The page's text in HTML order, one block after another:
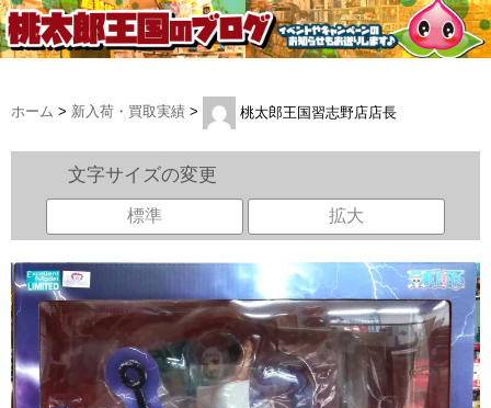
ホーム > 新入荷・買取実績 > 桃太郎王国習志野店店長
文字サイズの変更
標準 拡大